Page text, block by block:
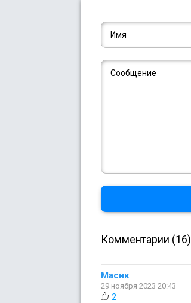
Комментарии (16)
Масик
29 ноября 2023 20:43
2